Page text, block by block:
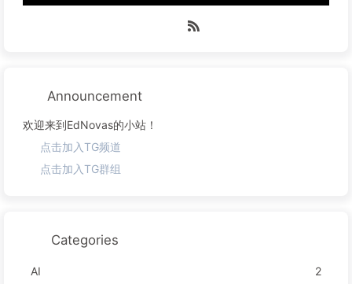
Announcement
欢迎来到EdNovas的小站！
点击加入TG频道
点击加入TG群组
Categories
AI
2